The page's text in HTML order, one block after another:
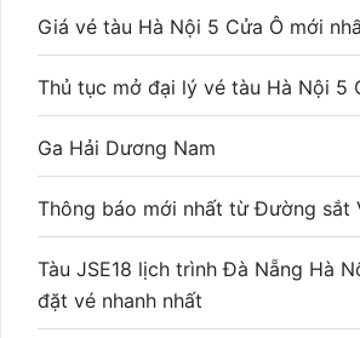
Giá vé tàu Hà Nội 5 Cửa Ô mới
Thủ tục mở đại lý vé tàu Hà Nội 5
Ga Hải Dương Nam
Thông báo mới nhất từ Đường sắt
Tàu JSE18 lịch trình Đà Nẵng Hà
đặt vé nhanh nhất